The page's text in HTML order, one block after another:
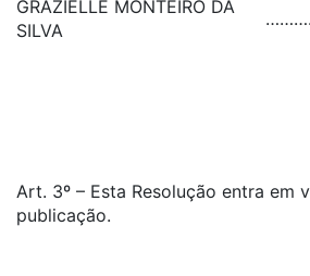
GRAZIELLE MONTEIRO DA
SILVA
Art. 3º – Esta Resolução entra em
publicação.